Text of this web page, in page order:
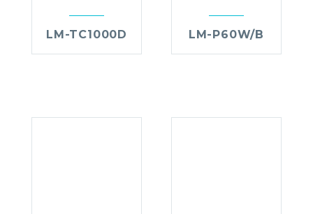
LM-TC1000D LM-P60W/B